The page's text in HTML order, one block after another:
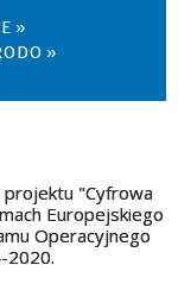
»
»
projektu "Cyfrowa
Europejskiego
Operacyjnego
2020.